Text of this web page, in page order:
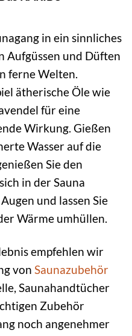
in ein sinnliches
Aufgüssen und Düften
ferne Welten.
ätherische Öle wie
für eine
Wirkung. Gießen
Wasser auf die
Sie den
in der Sauna
und lassen Sie
Wärme umhüllen.
empfehlen wir
von Saunazubehör
Saunahandtücher
Zubehör
noch angenehmer